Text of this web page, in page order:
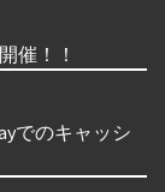
催！！
でのキャッシ